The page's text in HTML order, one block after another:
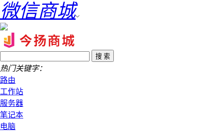
微信商城
热门关键字：
路由
工作站
服务器
笔记本
电脑